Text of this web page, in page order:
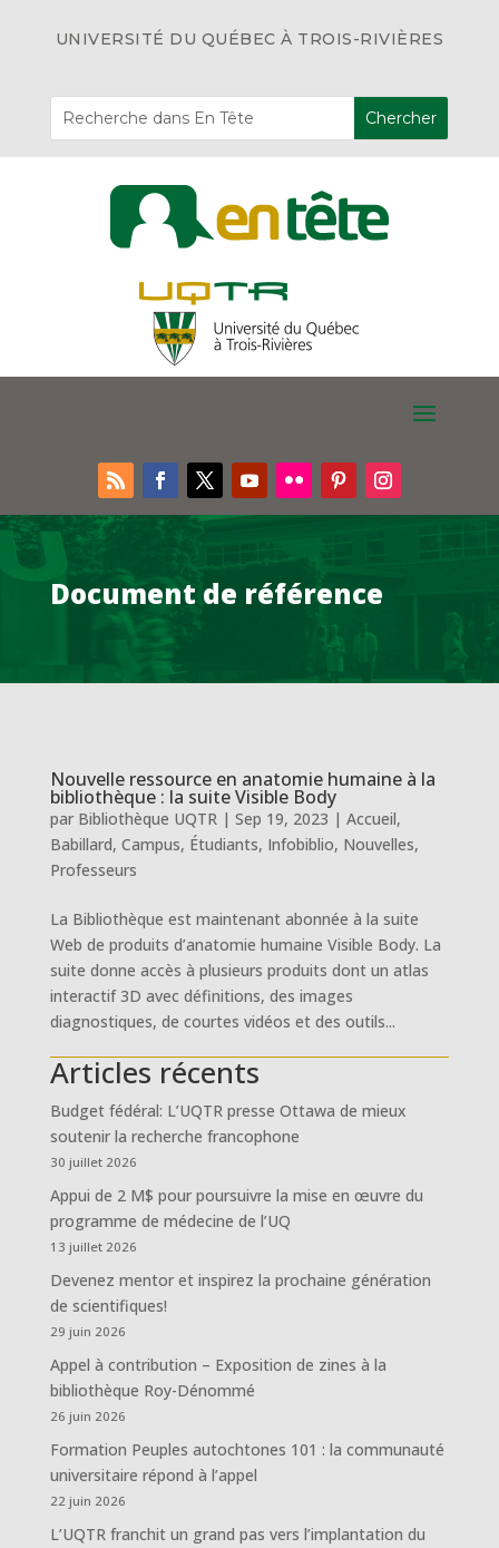
UNIVERSITÉ DU QUÉBEC À TROIS-RIVIÈRES
Document de référence
Nouvelle ressource en anatomie humaine à la
bibliothèque : la suite Visible Body
par Bibliothèque UQTR| Sep 19, 2023 | Accueil,
Babillard, Campus, Étudiants, Infobiblio, Nouvelles,
Professeurs
La Bibliothèque est maintenant abonnée à la suite
Web de produits d’anatomie humaine Visible Body. La
suite donne accès à plusieurs produits dont un atlas
interactif 3D avec définitions, des images
diagnostiques, de courtes vidéos et des outils...
Articles récents
Budget fédéral: L’UQTR presse Ottawa de mieux
soutenir la recherche francophone
30 juillet 2026
Appui de 2 M$ pour poursuivre la mise en œuvre du
programme de médecine de l’UQ
13 juillet 2026
Devenez mentor et inspirez la prochaine génération
de scientifiques!
29 juin 2026
Appel à contribution – Exposition de zines à la
bibliothèque Roy-Dénommé
26 juin 2026
Formation Peuples autochtones 101 : la communauté
universitaire répond à l’appel
22 juin 2026
L’UQTR franchit un grand pas vers l’implantation du